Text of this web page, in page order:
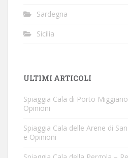
Sardegna
Sicilia
ULTIMI ARTICOLI
Spiaggia Cala di Porto
Opinioni
Spiaggia Cala delle Arene di
e Opinioni